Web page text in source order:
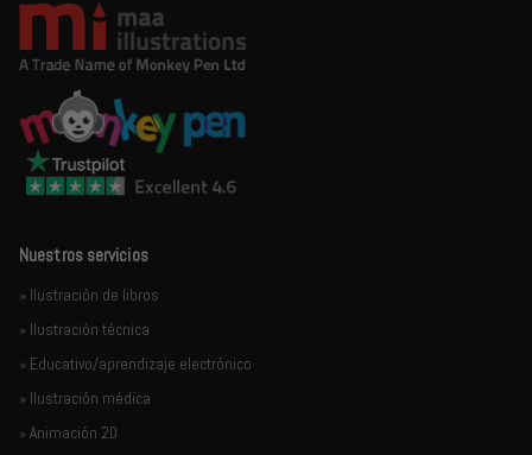
Nuestros servicios
» Ilustración de libros
» Ilustración técnica
» Educativo/aprendizaje electrónico
» Ilustración médica
» Animación 2D